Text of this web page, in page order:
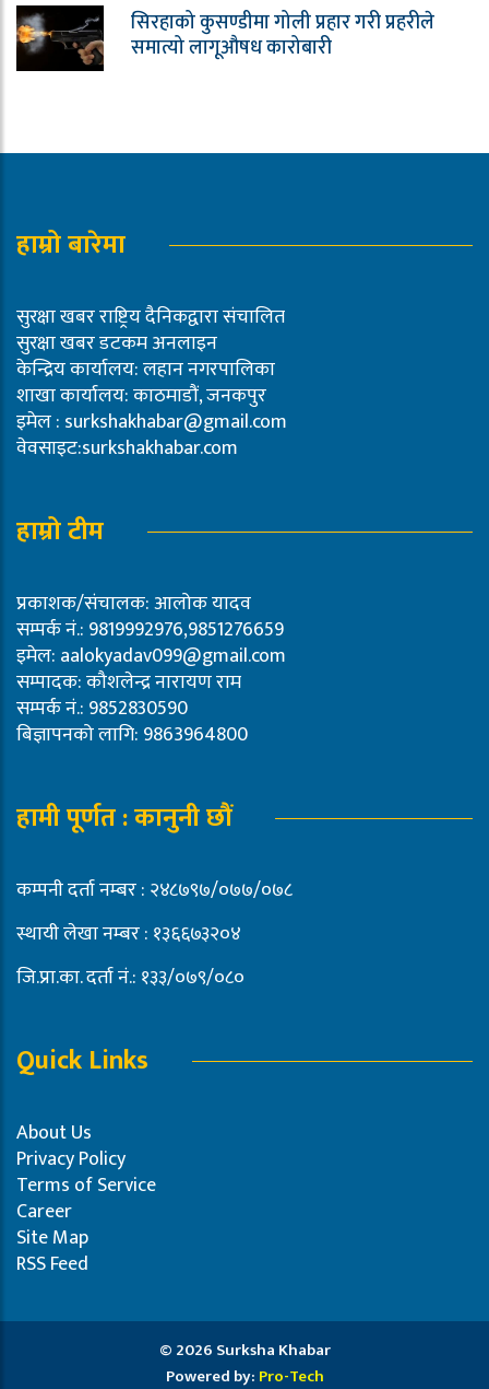
सिरहाको कुसण्डीमा गोली प्रहार गरी प्रहरीले
समात्यो लागूऔषध कारोबारी
हाम्रो बारेमा
सुरक्षा खबर राष्ट्रिय दैनिकद्वारा संचालित
सुरक्षा खबर डटकम अनलाइन
केन्द्रिय कार्यालय: लहान नगरपालिका
शाखा कार्यालय: काठमाडौं, जनकपुर
इमेल : surkshakhabar@gmail.com
वेवसाइट:surkshakhabar.com
हाम्रो टीम
प्रकाशक/संचालक: आलोक यादव
सम्पर्क नं.: 9819992976,9851276659
इमेल: aalokyadav099@gmail.com
सम्पादक: कौशलेन्द्र नारायण राम
सम्पर्क नं.: 9852830590
बिज्ञापनको लागि: 9863964800
हामी पूर्णत : कानुनी छौं
कम्पनी दर्ता नम्बर : २४८७९७/०७७/०७८
स्थायी लेखा नम्बर : १३६६७३२०४
जि.प्रा.का. दर्ता नं.: १३३/०७९/०८०
Quick Links
About Us
Privacy Policy
Terms of Service
Career
Site Map
RSS Feed
© 2026 Surksha Khabar
Powered by: Pro-Tech